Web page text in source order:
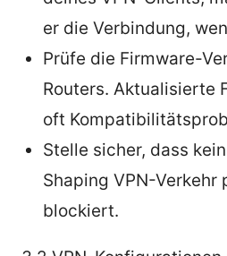
er die Verbindung,
Prüfe die Firmware-
Routers. Aktualisierte
oft
Stelle sicher, dass
Shaping VPN-
blockiert.